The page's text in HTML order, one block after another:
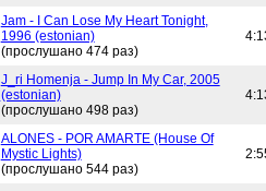
Jam - I Can Lose My Heart Tonight,
1996 (estonian)
(прослушано 474 раз)
J_ri Homenja - Jump In My Car, 2005
(estonian)
(прослушано 498 раз)
ALONES - POR AMARTE (House Of
Mystic Lights)
(прослушано 544 раз)